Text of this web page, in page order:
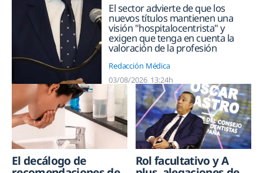
El sector advierte de que los
nuevos títulos mantienen una
visión "hospitalocentrista" y
exigen que tenga en cuenta la
valoración de la profesión
Redacción Médica
03/08/2026 13:24h
El decálogo de Rol facultativo y A